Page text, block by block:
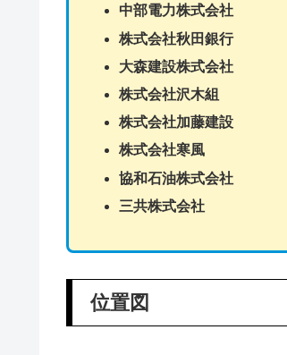
中部電力株式会社
株式会社秋田銀行
大森建設株式会社
株式会社沢木組
株式会社加藤建設
株式会社寒風
協和石油株式会社
三共株式会社
位置図